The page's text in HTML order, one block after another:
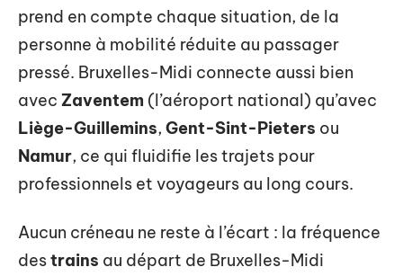
prend en compte chaque situation, de la
personne à mobilité réduite au passager
pressé. Bruxelles-Midi connecte aussi bien
avec Zaventem (l’aéroport national) qu’avec
Liège-Guillemins, Gent-Sint-Pieters ou
Namur, ce qui fluidifie les trajets pour
professionnels et voyageurs au long cours.
Aucun créneau ne reste à l’écart : la fréquence
destrains au départ de Bruxelles-Midi